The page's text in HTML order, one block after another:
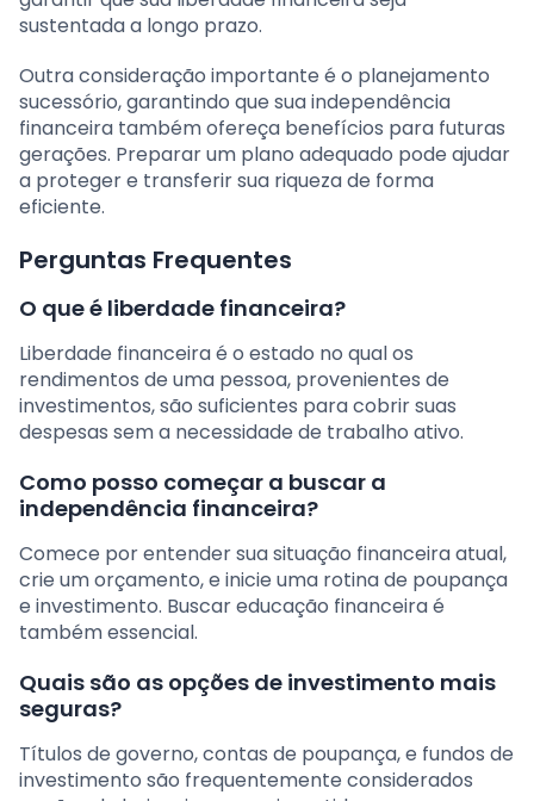
sustentada a longo prazo.
Outra consideração importante é o planejamento
sucessório, garantindo que sua independência
financeira também ofereça benefícios para futuras
gerações. Preparar um plano adequado pode ajudar
a proteger e transferir sua riqueza de forma
eficiente.
Perguntas Frequentes
O que é liberdade financeira?
Liberdade financeira é o estado no qual os
rendimentos de uma pessoa, provenientes de
investimentos, são suficientes para cobrir suas
despesas sem a necessidade de trabalho ativo.
Como posso começar a buscar a
independência financeira?
Comece por entender sua situação financeira atual,
crie um orçamento, e inicie uma rotina de poupança
e investimento. Buscar educação financeira é
também essencial.
Quais são as opções de investimento mais
seguras?
Títulos de governo, contas de poupança, e fundos de
investimento são frequentemente considerados